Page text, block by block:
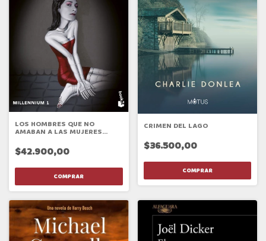
LOS HOMBRES QUE NO
AMABAN A LAS MUJERES
$42.900,00
CRIMEN DEL LAGO
$36.500,00